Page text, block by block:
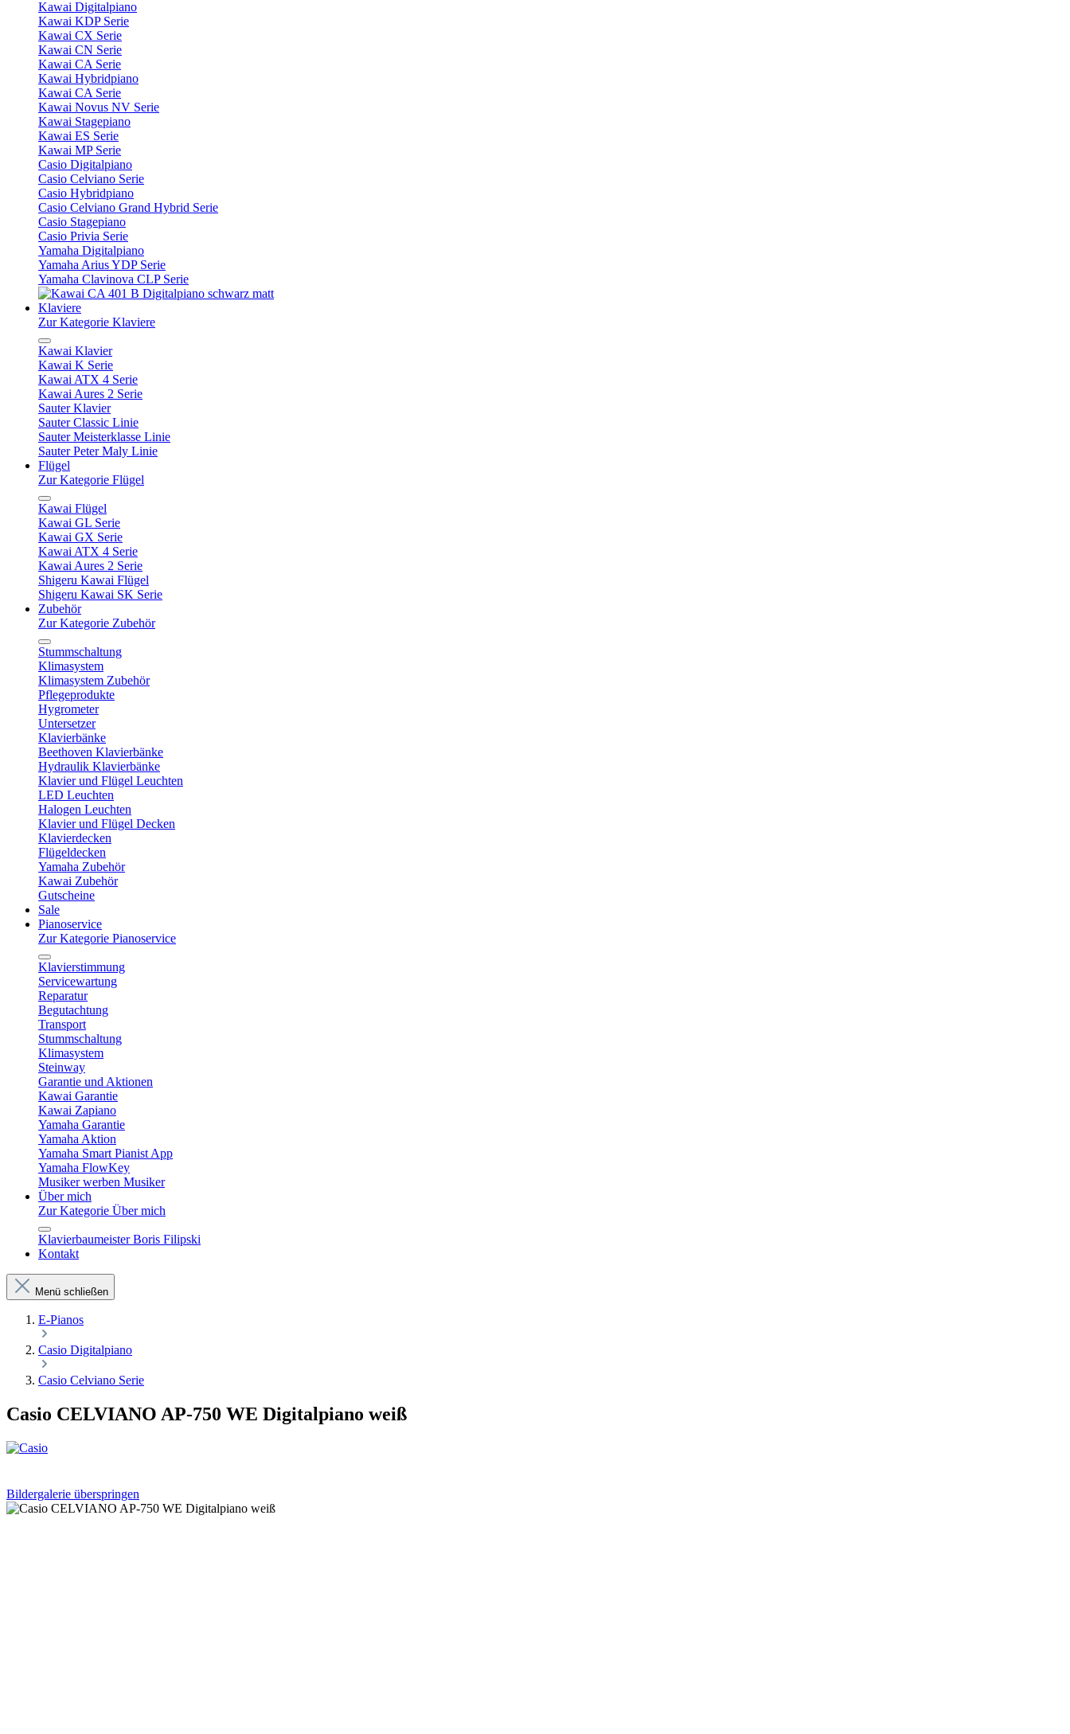
Kawai Digitalpiano
Kawai KDP Serie
Kawai CX Serie
Kawai CN Serie
Kawai CA Serie
Kawai Hybridpiano
Kawai CA Serie
Kawai Novus NV Serie
Kawai Stagepiano
Kawai ES Serie
Kawai MP Serie
Casio Digitalpiano
Casio Celviano Serie
Casio Hybridpiano
Casio Celviano Grand Hybrid Serie
Casio Stagepiano
Casio Privia Serie
Yamaha Digitalpiano
Yamaha Arius YDP Serie
Yamaha Clavinova CLP Serie
Klaviere
Zur Kategorie Klaviere
Kawai Klavier
Kawai K Serie
Kawai ATX 4 Serie
Kawai Aures 2 Serie
Sauter Klavier
Sauter Classic Linie
Sauter Meisterklasse Linie
Sauter Peter Maly Linie
Flügel
Zur Kategorie Flügel
Kawai Flügel
Kawai GL Serie
Kawai GX Serie
Kawai ATX 4 Serie
Kawai Aures 2 Serie
Shigeru Kawai Flügel
Shigeru Kawai SK Serie
Zubehör
Zur Kategorie Zubehör
Stummschaltung
Klimasystem
Klimasystem Zubehör
Pflegeprodukte
Hygrometer
Untersetzer
Klavierbänke
Beethoven Klavierbänke
Hydraulik Klavierbänke
Klavier und Flügel Leuchten
LED Leuchten
Halogen Leuchten
Klavier und Flügel Decken
Klavierdecken
Flügeldecken
Yamaha Zubehör
Kawai Zubehör
Gutscheine
Sale
Pianoservice
Zur Kategorie Pianoservice
Klavierstimmung
Servicewartung
Reparatur
Begutachtung
Transport
Stummschaltung
Klimasystem
Steinway
Garantie und Aktionen
Kawai Garantie
Kawai Zapiano
Yamaha Garantie
Yamaha Aktion
Yamaha Smart Pianist App
Yamaha FlowKey
Musiker werben Musiker
Über mich
Zur Kategorie Über mich
Klavierbaumeister Boris Filipski
Kontakt
Menü schließen
E-Pianos
Casio Digitalpiano
Casio Celviano Serie
Casio CELVIANO AP-750 WE Digitalpiano weiß
Bildergalerie überspringen